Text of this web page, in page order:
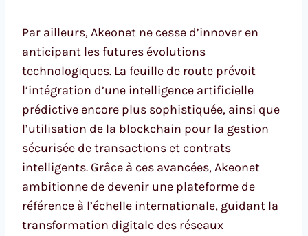
Par ailleurs, Akeonet ne cesse d’innover en
anticipant les futures évolutions
technologiques. La feuille de route prévoit
l’intégration d’une intelligence artificielle
prédictive encore plus sophistiquée, ainsi que
l’utilisation de la blockchain pour la gestion
sécurisée de transactions et contrats
intelligents. Grâce à ces avancées, Akeonet
ambitionne de devenir une plateforme de
référence à l’échelle internationale, guidant la
transformation digitale des réseaux